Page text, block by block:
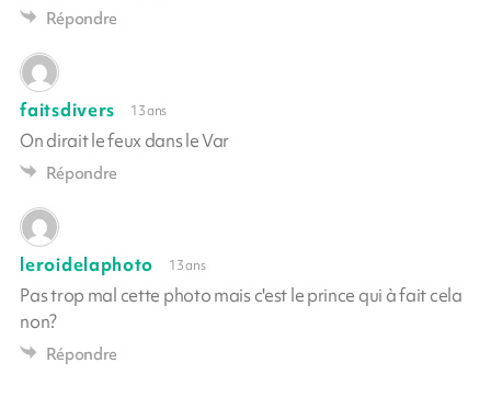
Répondre
faitsdivers 13 ans
On dirait le feux dans le Var
Répondre
leroidelaphoto 13 ans
Pas trop mal cette photo mais c'est le prince qui à fait cela
non?
Répondre